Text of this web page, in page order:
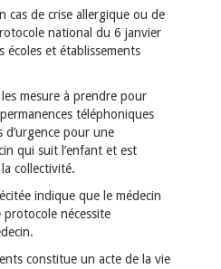
cas de crise allergique ou de
national du 6 janvier
écoles et établissements
mesure à prendre pour
téléphoniques
d’urgence pour une
qui suit l’enfant et est
collectivité.
indique que le médecin
protocole nécessite
constitue un acte de la vie